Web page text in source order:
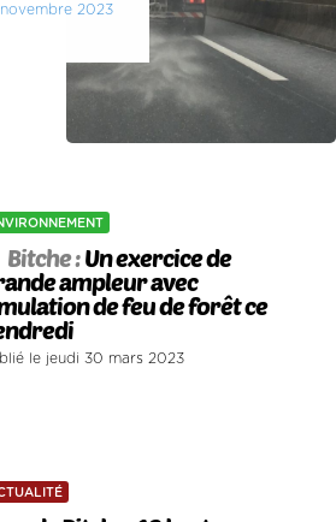
2023
Bitche :Un exercice de
ampleur avec
de feu de forêt ce
le jeudi 30 mars 2023